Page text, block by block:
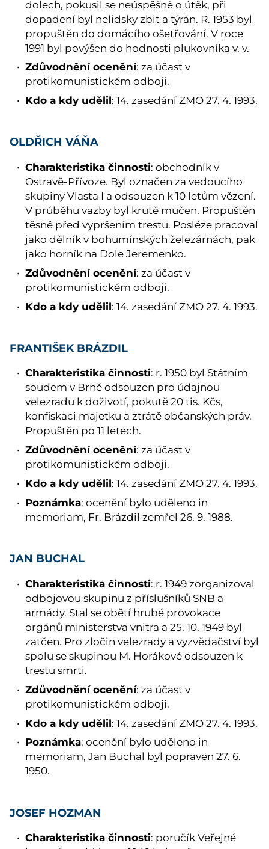
dolech, pokusil se neúspěšně o útěk, při
dopadení byl nelidsky zbit a týrán. R. 1953 byl
propuštěn do domácího ošetřování. V roce
1991 byl povýšen do hodnosti plukovníka v. v.
Zdůvodnění ocenění: za účast v
protikomunistickém odboji.
Kdo a kdy udělil: 14. zasedání ZMO 27. 4. 1993.
OLDŘICH VÁŇA
Charakteristika činnosti: obchodník v
Ostravě-Přívoze. Byl označen za vedoucího
skupiny Vlasta I a odsouzen k 10 letům vězení.
V průběhu vazby byl krutě mučen. Propuštěn
těsně před vypršením trestu. Posléze pracoval
jako dělník v bohumínských železárnách, pak
jako horník na Dole Jeremenko.
Zdůvodnění ocenění: za účast v
protikomunistickém odboji.
Kdo a kdy udělil: 14. zasedání ZMO 27. 4. 1993.
FRANTIŠEK BRÁZDIL
Charakteristika činnosti: r. 1950 byl Státním
soudem v Brně odsouzen pro údajnou
velezradu k doživotí, pokutě 20 tis. Kčs,
konfiskaci majetku a ztrátě občanských práv.
Propuštěn po 11 letech.
Zdůvodnění ocenění: za účast v
protikomunistickém odboji.
Kdo a kdy udělil: 14. zasedání ZMO 27. 4. 1993.
Poznámka: ocenění bylo uděleno in
memoriam, Fr. Brázdil zemřel 26. 9. 1988.
JAN BUCHAL
Charakteristika činnosti: r. 1949 zorganizoval
odbojovou skupinu z příslušníků SNB a
armády. Stal se obětí hrubé provokace
orgánů ministerstva vnitra a 25. 10. 1949 byl
zatčen. Pro zločin velezrady a vyzvědačství byl
spolu se skupinou M. Horákové odsouzen k
trestu smrti.
Zdůvodnění ocenění: za účast v
protikomunistickém odboji.
Kdo a kdy udělil: 14. zasedání ZMO 27. 4. 1993.
Poznámka: ocenění bylo uděleno in
memoriam, Jan Buchal byl popraven 27. 6.
1950.
JOSEF HOZMAN
Charakteristika činnosti: poručík Veřejné